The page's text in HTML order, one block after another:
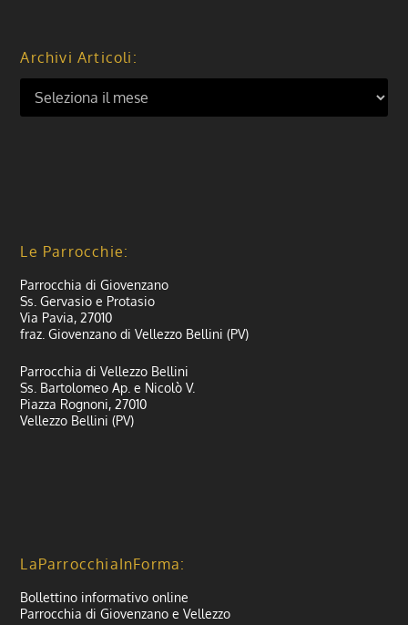
Archivi Articoli:
Le Parrocchie:
Parrocchia di Giovenzano
Ss. Gervasio e Protasio
Via Pavia, 27010
fraz. Giovenzano di Vellezzo Bellini (PV)
Parrocchia di Vellezzo Bellini
Ss. Bartolomeo Ap. e Nicolò V.
Piazza Rognoni, 27010
Vellezzo Bellini (PV)
LaParrocchiaInForma:
Bollettino informativo online
Parrocchia di Giovenzano e Vellezzo